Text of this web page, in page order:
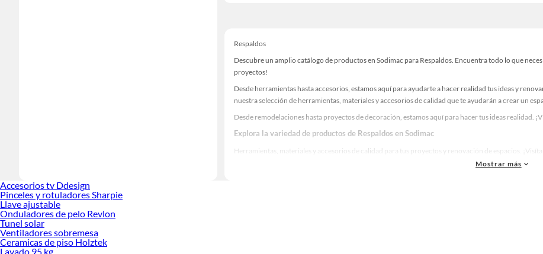
Respaldos
Descubre un amplio catálogo de productos en Sodimac para Respaldos. Encuentra todo lo que
proyectos!
Desde herramientas hasta accesorios, estamos aquí para ayudarte a hacer realidad tus ideas y
nuestra selección de herramientas, materiales y accesorios de calidad que te ayudarán a crear un
Desde remodelaciones hasta proyectos de decoración, estamos aquí para hacer tus ideas realidad.
Explora la variedad de productos de Respaldos en Sodimac
Herramientas, materiales y accesorios de calidad para tus proyectos y renovación de espacios.
Encuentra una amplia variedad de productos de Respaldos en Sodimac. Encuentra todo lo
Mostrar más
Accesorios tv Ddesign
Pinceles y rotuladores Sharpie
Llave ajustable
Onduladores de pelo Revlon
Tunel solar
Ventiladores sobremesa
Ceramicas de piso Holztek
Lavado 95 kg